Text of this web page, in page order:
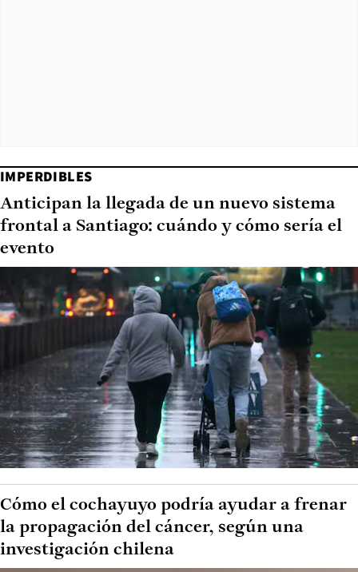
IMPERDIBLES
Anticipan la llegada de un nuevo sistema
frontal a Santiago: cuándo y cómo sería el
evento
Cómo el cochayuyo podría ayudar a frenar
la propagación del cáncer, según una
investigación chilena